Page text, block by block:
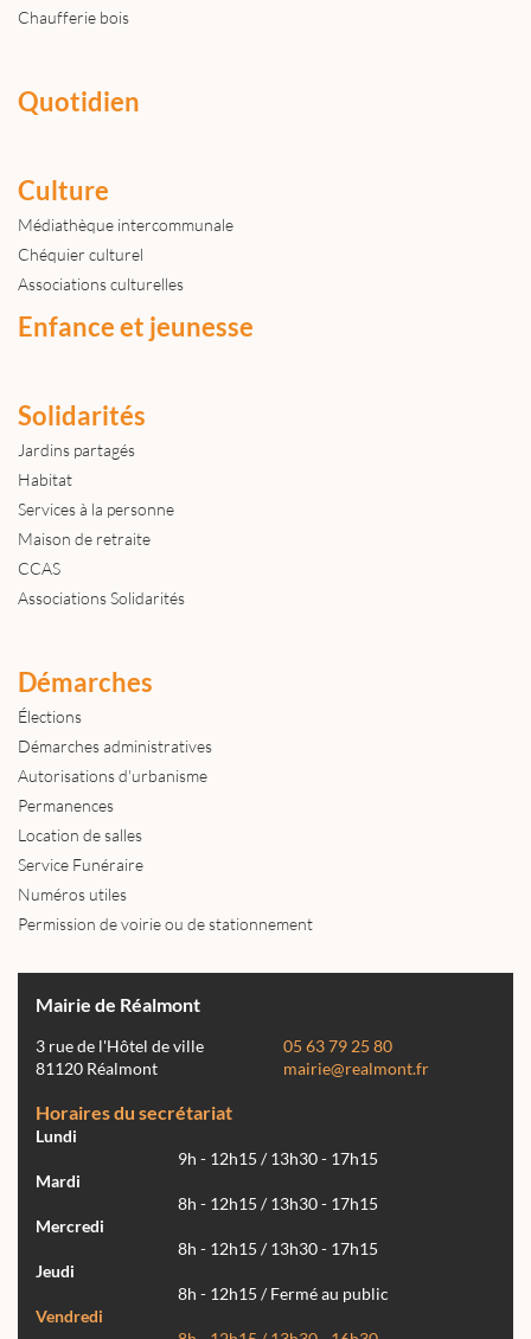
Chaufferie bois
Quotidien
Culture
Médiathèque intercommunale
Chéquier culturel
Associations culturelles
Enfance et jeunesse
Solidarités
Jardins partagés
Habitat
Services à la personne
Maison de retraite
CCAS
Associations Solidarités
Démarches
Élections
Démarches administratives
Autorisations d'urbanisme
Permanences
Location de salles
Service Funéraire
Numéros utiles
Permission de voirie ou de stationnement
Mairie de Réalmont
3 rue de l'Hôtel de ville
81120 Réalmont
05 63 79 25 80
mairie@realmont.fr
Horaires du secrétariat
Lundi
9h - 12h15 / 13h30 - 17h15
Mardi
8h - 12h15 / 13h30 - 17h15
Mercredi
8h - 12h15 / 13h30 - 17h15
Jeudi
8h - 12h15 / Fermé au public
Vendredi